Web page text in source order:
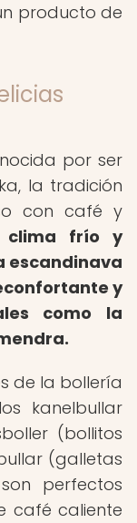
producto de
por ser
la tradición
con café y
clima frío y
escandinava
y
como la
de la bollería
kanelbullar
(bollitos
(galletas
perfectos
café caliente